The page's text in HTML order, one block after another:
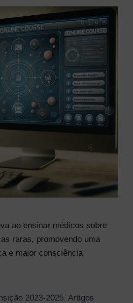
ao ensinar médicos sobre
raras, promovendo uma
e maior consciência
2023-2025,Artigos